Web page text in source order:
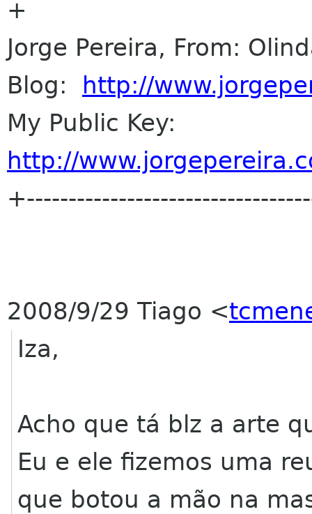
+
Jorge Pereira, From:
Blog:
http://
My Public Key:
http://
2008/9/29 Tiago <
Iza,
Acho que tá blz a arte
Eu e ele fizemos uma
que botou a mão na